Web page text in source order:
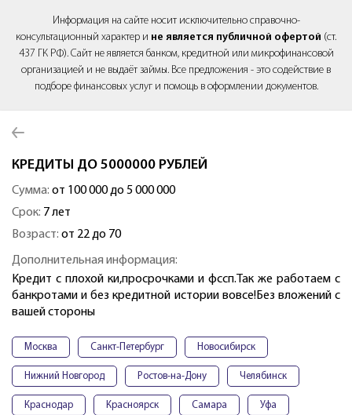
Информация на сайте носит исключительно справочно-
консультационный характер и не является публичной офертой (ст.
437 ГК РФ). Сайт не является банком, кредитной или микрофинансовой
организацией и не выдаёт займы. Все предложения - это содействие в
подборе финансовых услуг и помощь в оформлении документов.
КРЕДИТЫ ДО 5000000 РУБЛЕЙ
Сумма: от 100 000 до 5 000 000
Срок: 7 лет
Возраст: от 22 до 70
Дополнительная информация:
Кредит с плохой ки,просрочками и фссп.Так же работаем с
банкротами и без кредитной истории вовсе!Без вложений с
вашей стороны
Москва Санкт-Петербург Новосибирск
Нижний Новгород Ростов-на-Дону Челябинск
Краснодар Красноярск Самара Уфа